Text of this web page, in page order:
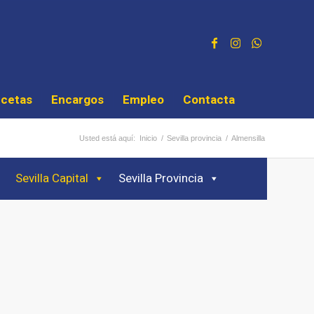
Encargos Empleo Contacta
Usted está aquí: Inicio / Sevilla provincia / Almensilla
Sevilla Capital Sevilla Provincia